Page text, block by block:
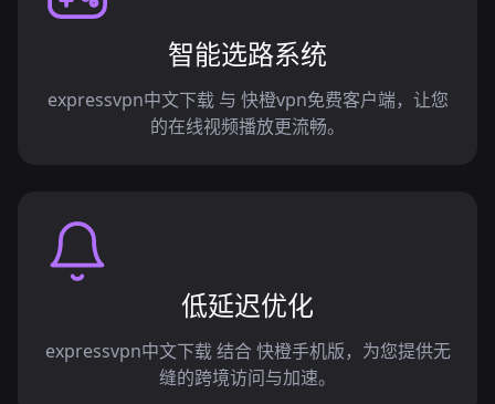
智能选路系统
expressvpn中文下载 与 快橙vpn免费客户端，让您
的在线视频播放更流畅。
低延迟优化
expressvpn中文下载 结合 快橙手机版，为您提供无
缝的跨境访问与加速。